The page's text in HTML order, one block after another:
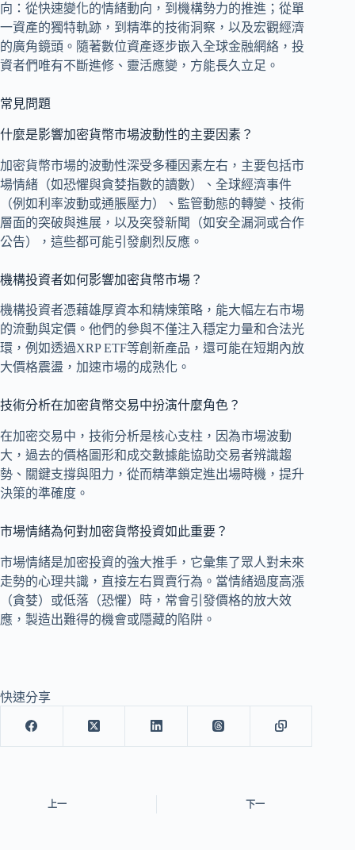
向：從快速變化的情緒動向，到機構勢力的推進；從單
一資產的獨特軌跡，到精準的技術洞察，以及宏觀經濟
的廣角鏡頭。隨著數位資產逐步嵌入全球金融網絡，投
資者們唯有不斷進修、靈活應變，方能長久立足。
常見問題
什麼是影響加密貨幣市場波動性的主要因素？
加密貨幣市場的波動性深受多種因素左右，主要包括市
場情緒（如恐懼與貪婪指數的讀數）、全球經濟事件
（例如利率波動或通脹壓力）、監管動態的轉變、技術
層面的突破與進展，以及突發新聞（如安全漏洞或合作
公告），這些都可能引發劇烈反應。
機構投資者如何影響加密貨幣市場？
機構投資者憑藉雄厚資本和精煉策略，能大幅左右市場
的流動與定價。他們的參與不僅注入穩定力量和合法光
環，例如透過XRP ETF等創新產品，還可能在短期內放
大價格震盪，加速市場的成熟化。
技術分析在加密貨幣交易中扮演什麼角色？
在加密交易中，技術分析是核心支柱，因為市場波動
大，過去的價格圖形和成交數據能協助交易者辨識趨
勢、關鍵支撐與阻力，從而精準鎖定進出場時機，提升
決策的準確度。
市場情緒為何對加密貨幣投資如此重要？
市場情緒是加密投資的強大推手，它彙集了眾人對未來
走勢的心理共識，直接左右買賣行為。當情緒過度高漲
（貪婪）或低落（恐懼）時，常會引發價格的放大效
應，製造出難得的機會或隱藏的陷阱。
快速分享
上一 下一